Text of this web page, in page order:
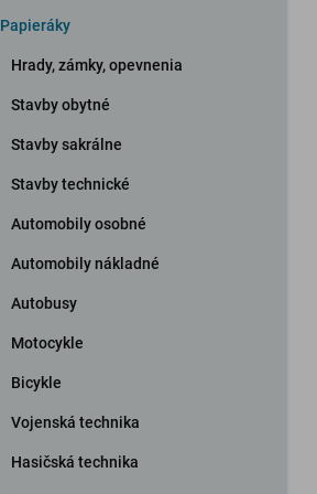
Papieráky
Hrady, zámky, opevnenia
Stavby obytné
Stavby sakrálne
Stavby technické
Automobily osobné
Automobily nákladné
Autobusy
Motocykle
Bicykle
Vojenská technika
Hasičská technika